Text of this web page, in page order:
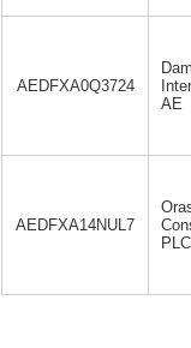
AEDFXA0Q3724
AE
AEDFXA14NUL7